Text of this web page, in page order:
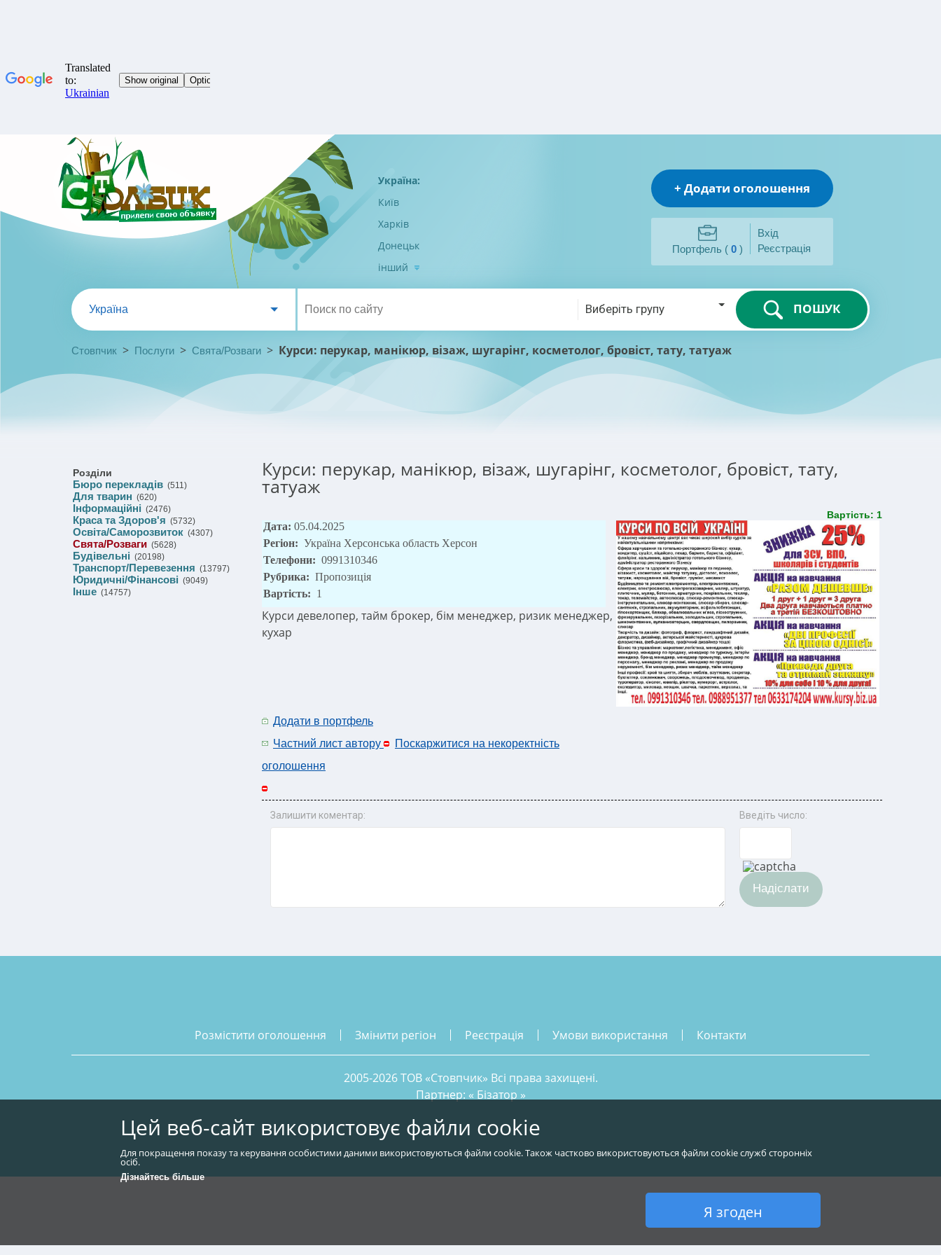
Україна:
Київ
Харків
Донецьк
інший
+ Додати оголошення
Портфель ( 0 )
Вхід
Реєстрація
Україна Виберіть групу ПОШУК
Стовпчик > Послуги > Свята/Розваги > Курси: перукар, манікюр, візаж, шугарінг, косметолог, бровіст, тату, татуаж
Розділи
Бюро перекладів (511)
Для тварин (620)
Інформаційні (2476)
Краса та Здоров'я (5732)
Освіта/Саморозвиток (4307)
Свята/Розваги (5628)
Будівельні (20198)
Транспорт/Перевезення (13797)
Юридичні/Фінансові (9049)
Інше (14757)
Курси: перукар, манікюр, візаж, шугарінг, косметолог, бровіст, тату,
татуаж
Вартість: 1
Дата: 05.04.2025
Регіон: Україна Херсонська область Херсон
Телефони: 0991310346
Рубрика: Пропозиція
Вартість: 1
Курси девелопер, тайм брокер, бім менеджер, ризик менеджер,
кухар
Додати в портфель
Частний лист автору
Поскаржитися на некоректність
оголошення
Залишити коментар: Введіть число:
Надіслати
розмістити оголошення змінити регіон реєстрація умови використання контакти
2005-2026 ТОВ «Стовпчик» Всі права захищені.
Партнер: « Бізатор »
Цей веб-сайт використовує файли cookie
Для покращення показу та керування особистими даними використовуються файли cookie. Також частково використовуються файли cookie служб сторонніх
осіб.
Дізнайтесь більше
Я згоден